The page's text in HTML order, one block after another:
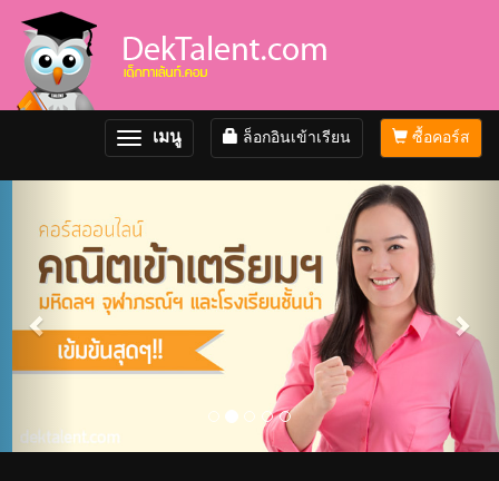
ซื้อคอร์ส
ล็อกอินเข้าเรียน
Toggle
navigation
เมนู